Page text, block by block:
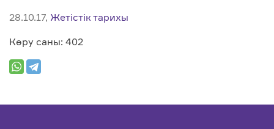
28.10.17, Жетістік тарихы
Көру саны: 402